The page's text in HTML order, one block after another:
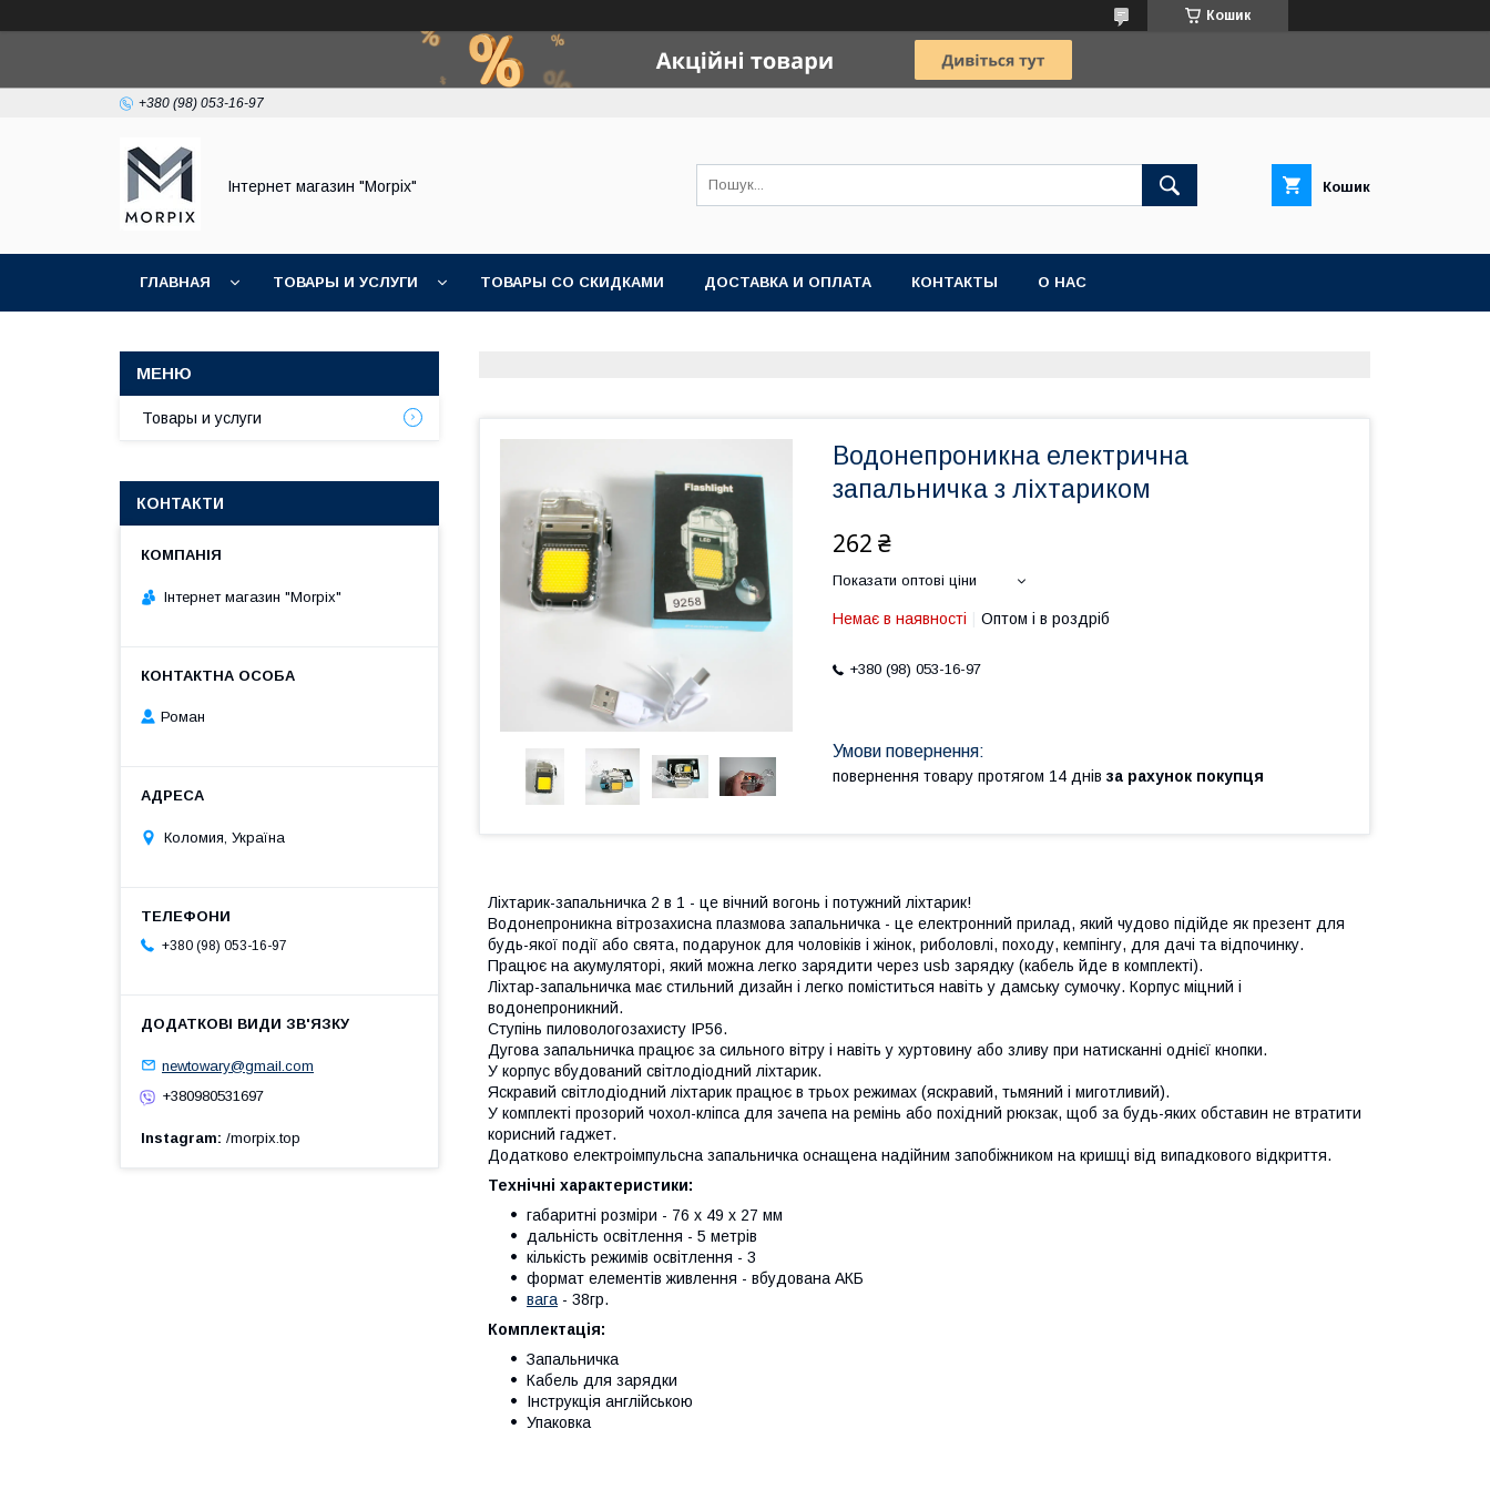
Кошик
+380 (98) 053-16-97
Інтернет магазин "Morpix" Кошик
ГЛАВНАЯ ТОВАРЫ И УСЛУГИ ТОВАРЫ СО СКИДКАМИ ДОСТАВКА И ОПЛАТА КОНТАКТЫ О НАС
Водонепроникна електрична
запальничка з ліхтариком
262 ₴
Показати оптові ціни
Немає в наявності Оптом і в роздріб
+380 (98) 053-16-97
повернення товару протягом 14 днів за рахунок покупця
Ліхтарик-запальничка 2 в 1 - це вічний вогонь і потужний ліхтарик!
Водонепроникна вітрозахисна плазмова запальничка - це електронний прилад, який чудово підійде як презент для
будь-якої події або свята, подарунок для чоловіків і жінок, риболовлі, походу, кемпінгу, для дачі та відпочинку.
Працює на акумуляторі, який можна легко зарядити через usb зарядку (кабель йде в комплекті).
Ліхтар-запальничка має стильний дизайн і легко поміститься навіть у дамську сумочку. Корпус міцний і
водонепроникний.
Ступінь пиловологозахисту IP56.
Дугова запальничка працює за сильного вітру і навіть у хуртовину або зливу при натисканні однієї кнопки.
У корпус вбудований світлодіодний ліхтарик.
Яскравий світлодіодний ліхтарик працює в трьох режимах (яскравий, тьмяний і миготливий).
У комплекті прозорий чохол-кліпса для зачепа на ремінь або похідний рюкзак, щоб за будь-яких обставин не втратити
корисний гаджет.
Додатково електроімпульсна запальничка оснащена надійним запобіжником на кришці від випадкового відкриття.
Технічні характеристики:
габаритні розміри - 76 х 49 х 27 мм
дальність освітлення - 5 метрів
кількість режимів освітлення - 3
формат елементів живлення - вбудована АКБ
вага - 38гр.
Комплектація:
Запальничка
Кабель для зарядки
Інструкція англійською
Упаковка
Товары и услуги
КОНТАКТИ
Інтернет магазин "Morpix"
Роман
Коломия, Україна
+380 (98) 053-16-97
newtowary@gmail.com
+380980531697
Instagram /morpix.top